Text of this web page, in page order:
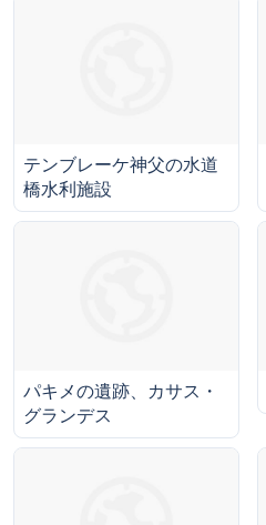
テンブレーケ神父の水道
橋水利施設
パキメの遺跡、カサス・
グランデス